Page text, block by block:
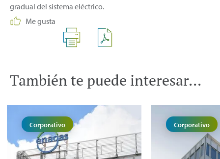
gradual del sistema eléctrico.
Me gusta
También te puede interesar...
Corporativo Corporativo